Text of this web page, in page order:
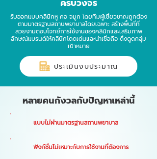
ครบวงจร
รับออกแบบคลินิกหู คอ จมูก โดยทีมผู้เชี่ยวชาญถูกต้อง
ตามมาตรฐานสถานพยาบาลโดยเฉพาะ สร้างพื้นที่ที่
สวยงามตอบโจทย์การใช้งานของคลินิกและเสริมภาพ
ลักษณ์แบรนด์ให้คลินิกโดดเด่นและน่าเชื่อถือ ดึงดูดกลุ่ม
เป้าหมาย
ประเมินงบประมาณ
หลายคนกังวลกับปัญหาเหล่านี้
แบบไม่ผ่านมาตรฐานสถานพยาบาล
ฟังก์ชั่นไม่เหมาะกับการใช้งานที่ต้องการ